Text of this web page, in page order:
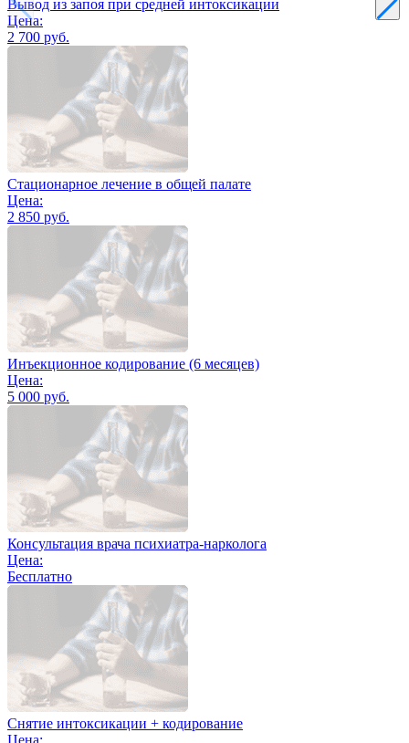
Вывод из запоя при средней интоксикации
Цена:
2 700 руб.
Стационарное лечение в общей палате
Цена:
2 850 руб.
Инъекционное кодирование (6 месяцев)
Цена:
5 000 руб.
Консультация врача психиатра-нарколога
Цена:
Бесплатно
Снятие интоксикации + кодирование
Цена: